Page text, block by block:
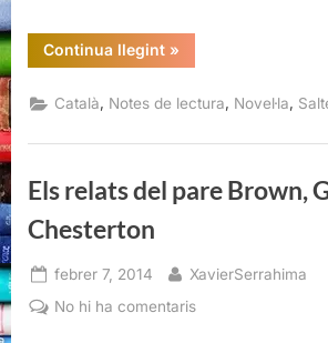
Continua llegint“L’última
nit,
Salter”
»
Català, Notes de lectura, Novel·la,
Els relats del pare Brown,
Chesterton
Posted
on
febrer 7, 2014 By
XavierSerrahima
No hi ha comentarisa